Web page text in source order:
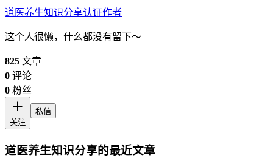
道医养生知识分享认证作者
这个人很懒，什么都没有留下～
825 文章
0 评论
0 粉丝
关注
私信
道医养生知识分享的最近文章